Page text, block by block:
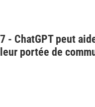
7 - ChatGPT peut
leur portée de